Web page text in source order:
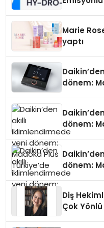
Marie
yaptı
dönem:
dönem:
dönem:
Diş
Çok